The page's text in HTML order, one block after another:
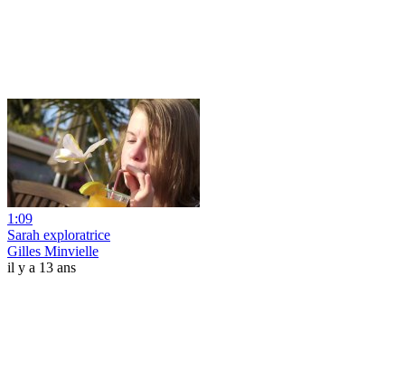
1:09
Sarah exploratrice
Gilles Minvielle
il y a 13 ans